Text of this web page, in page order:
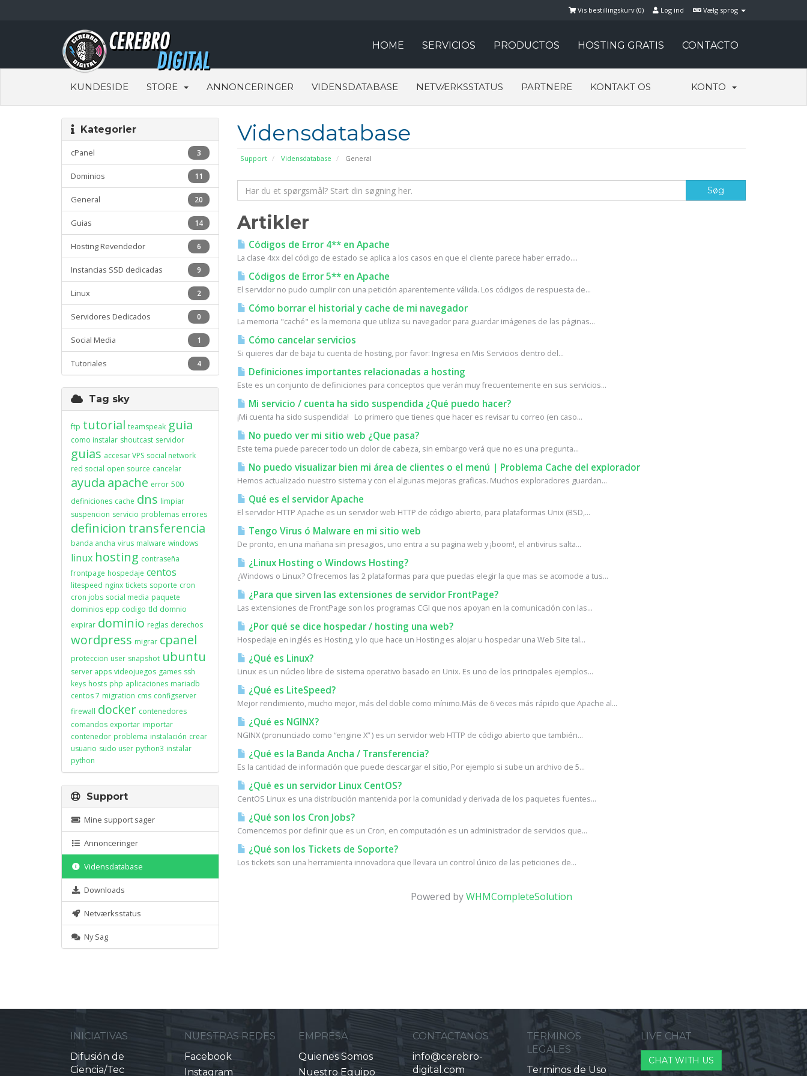
Vælg sprog
Log ind
Vis bestillingskurv (0)
HOME SERVICIOS PRODUCTOS HOSTING GRATIS CONTACTO
KUNDESIDE STORE ANNONCERINGER VIDENSDATABASE NETVÆRKSSTATUS PARTNERE KONTAKT OS KONTO
Vidensdatabase
Support Vidensdatabase General
Kategorier
3
cPanel
11
Dominios
20
General
14
Guias
6
Hosting Revendedor
9
Instancias SSD dedicadas
2
Linux
0
Servidores Dedicados
1
Social Media
4
Tutoriales
Artikler
Códigos de Error 4** en Apache
La clase 4xx del código de estado se aplica a los casos en que el cliente parece haber errado....
Códigos de Error 5** en Apache
El servidor no pudo cumplir con una petición aparentemente válida. Los códigos de respuesta de...
Cómo borrar el historial y cache de mi navegador
La memoria "caché" es la memoria que utiliza su navegador para guardar imágenes de las páginas...
Cómo cancelar servicios
Si quieres dar de baja tu cuenta de hosting, por favor: Ingresa en Mis Servicios dentro del...
Definiciones importantes relacionadas a hosting
Este es un conjunto de definiciones para conceptos que verán muy frecuentemente en sus servicios...
Mi servicio / cuenta ha sido suspendida ¿Qué puedo hacer?
¡Mi cuenta ha sido suspendida! Lo primero que tienes que hacer es revisar tu correo (en caso...
No puedo ver mi sitio web ¿Que pasa?
Este tema puede parecer todo un dolor de cabeza, sin embargo verá que no es una pregunta...
No puedo visualizar bien mi área de clientes o el menú | Problema Cache del explorador
Hemos actualizado nuestro sistema y con el algunas mejoras graficas. Muchos exploradores guardan...
Qué es el servidor Apache
El servidor HTTP Apache es un servidor web HTTP de código abierto, para plataformas Unix (BSD,...
Tengo Virus ó Malware en mi sitio web
De pronto, en una mañana sin presagios, uno entra a su pagina web y ¡boom!, el antivirus salta...
¿Linux Hosting o Windows Hosting?
¿Windows o Linux? Ofrecemos las 2 plataformas para que puedas elegir la que mas se acomode a tus...
¿Para que sirven las extensiones de servidor FrontPage?
Las extensiones de FrontPage son los programas CGI que nos apoyan en la comunicación con las...
¿Por qué se dice hospedar / hosting una web?
Hospedaje en inglés es Hosting, y lo que hace un Hosting es alojar u hospedar una Web Site tal...
¿Qué es Linux?
Linux es un núcleo libre de sistema operativo basado en Unix. Es uno de los principales ejemplos...
¿Qué es LiteSpeed?
Mejor rendimiento, mucho mejor, más del doble como mínimo.Más de 6 veces más rápido que Apache al...
¿Qué es NGINX?
NGINX (pronunciado como “engine X” ) es un servidor web HTTP de código abierto que también...
¿Qué es la Banda Ancha / Transferencia?
Es la cantidad de información que puede descargar el sitio, Por ejemplo si sube un archivo de 5...
¿Qué es un servidor Linux CentOS?
CentOS Linux es una distribución mantenida por la comunidad y derivada de los paquetes fuentes...
¿Qué son los Cron Jobs?
Comencemos por definir que es un Cron, en computación es un administrador de servicios que...
¿Qué son los Tickets de Soporte?
Los tickets son una herramienta innovadora que llevara un control único de las peticiones de...
Powered byWHMCompleteSolution
Tag sky
ftp tutorial teamspeak guia
como instalar shoutcast servidor
guias accesar VPS social network
red social open source cancelar
ayuda apache error 500
definiciones cache dns limpiar
suspencion servicio problemas errores
definicion transferencia
banda ancha virus malware windows
linux hosting contraseña
frontpage hospedaje centos
litespeed nginx tickets soporte cron
cron jobs social media paquete
dominios epp codigo tld domnio
expirar dominio reglas derechos
wordpress migrar cpanel
proteccion user snapshot ubuntu
server apps videojuegos games ssh
keys hosts php aplicaciones mariadb
centos 7 migration cms configserver
firewall docker contenedores
comandos exportar importar
contenedor problema instalación crear
usuario sudo user python3 instalar
python
Support
Mine support sager
Annonceringer
Vidensdatabase
Downloads
Netværksstatus
Ny Sag
INICIATIVAS
Difusión de
Ciencia/Tec
NUESTRAS REDES
Facebook
Instagram
EMPRESA
Quienes Somos
Nuestro Equipo
CONTACTANOS
info@cerebro-
digital.com
TERMINOS
LEGALES
Terminos de Uso
LIVE CHAT
CHAT WITH US